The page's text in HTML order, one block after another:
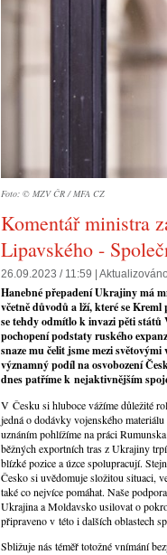
Foto: © MZV ČR / MFA CZ
Komentář ministra
Lipavského -
26.09.2023 / 11:59 |
Hanebné přepadení Ukrajiny má
včetně důvodů a lží, které se
se tehdy odmítlo k invazi pěti
pochopení podstaty ruského
snaze mu čelit jsme mezi
významný podíl na osvobození
dnes patříme k nejaktivnějším
V Česku si hluboce vážíme důležité
jedná o dodávky vojenského
uznáním pohlížíme na práci
běžných exportních tras z Ukrajiny
blízké pozice a úzce spolupracují.
Česko si uvědomuje složitou situaci,
také co nejvíce pomáhat. Naše
Ukrajina a Moldavsko usilovat o
připraveno v této i dalších oblastech
Sbližuje nás téměř totožné vnímání